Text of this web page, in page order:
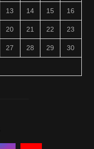
13 14 15 16
20 21 22 23
27 28 29 30